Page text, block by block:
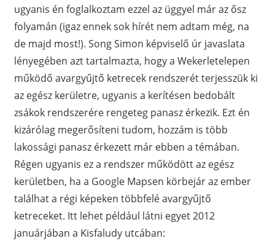
ugyanis én foglalkoztam ezzel az üggyel már az ősz
folyamán (igaz ennek sok hírét nem adtam még, na
de majd most!). Song Simon képviselő úr javaslata
lényegében azt tartalmazta, hogy a Wekerletelepen
működő avargyűjtő ketrecek rendszerét terjesszük ki
az egész kerületre, ugyanis a kerítésen bedobált
zsákok rendszerére rengeteg panasz érkezik. Ezt én
kizárólag megerősíteni tudom, hozzám is több
lakossági panasz érkezett már ebben a témában.
Régen ugyanis ez a rendszer működött az egész
kerületben, ha a Google Mapsen körbejár az ember
találhat a régi képeken többfelé avargyűjtő
ketreceket. Itt lehet például látni egyet 2012
januárjában a Kisfaludy utcában: